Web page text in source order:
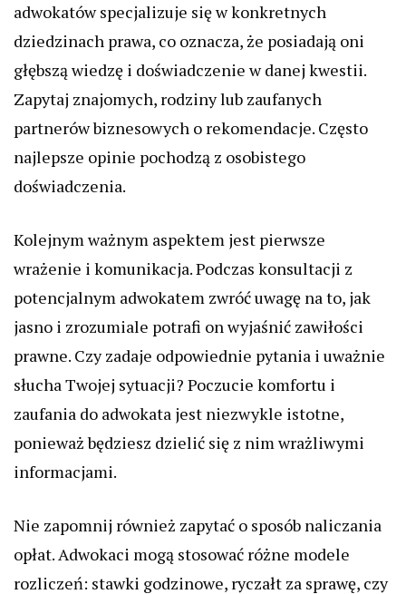
adwokatów specjalizuje się w konkretnych
dziedzinach prawa, co oznacza, że posiadają oni
głębszą wiedzę i doświadczenie w danej kwestii.
Zapytaj znajomych, rodziny lub zaufanych
partnerów biznesowych o rekomendacje. Często
najlepsze opinie pochodzą z osobistego
doświadczenia.
Kolejnym ważnym aspektem jest pierwsze
wrażenie i komunikacja. Podczas konsultacji z
potencjalnym adwokatem zwróć uwagę na to, jak
jasno i zrozumiale potrafi on wyjaśnić zawiłości
prawne. Czy zadaje odpowiednie pytania i uważnie
słucha Twojej sytuacji? Poczucie komfortu i
zaufania do adwokata jest niezwykle istotne,
ponieważ będziesz dzielić się z nim wrażliwymi
informacjami.
Nie zapomnij również zapytać o sposób naliczania
opłat. Adwokaci mogą stosować różne modele
rozliczeń: stawki godzinowe, ryczałt za sprawę, czy